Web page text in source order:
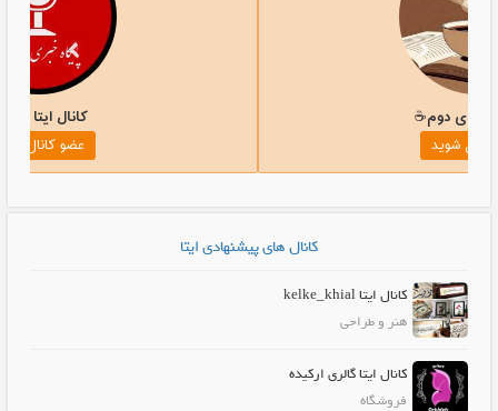
کانال ایتا چای دوم☕️
کانال های پیشنهادی ایتا
کانال ایتا kelke_khial
هنر و طراحی
کانال ایتا گالری ارکیده
فروشگاه